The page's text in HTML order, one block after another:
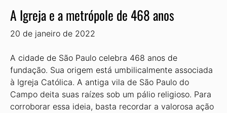
A Igreja e a metrópole de 468 anos
20 de janeiro de 2022
A cidade de São Paulo celebra 468 anos de
fundação. Sua origem está umbilicalmente associada
à Igreja Católica. A antiga vila de São Paulo do
Campo deita suas raízes sob um pálio religioso. Para
corroborar essa ideia, basta recordar a valorosa ação